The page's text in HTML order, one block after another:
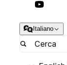
Italiano